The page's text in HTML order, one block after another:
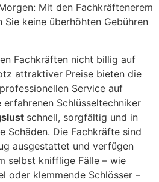
Mit den Fachkräftenerem
Sie keine überhöhten Gebühren
Fachkräften nicht billig auf
attraktiver Preise bieten die
Service auf
erfahrenen Schlüsseltechniker
schnell, sorgfältig und in
Schäden. Die Fachkräfte sind
ausgestattet und verfügen
selbst knifflige Fälle – wie
oder klemmende Schlösser –